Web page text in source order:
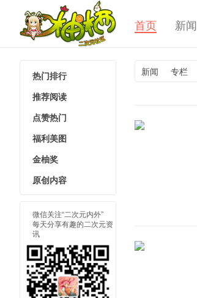
柚栖二次
元社区 二
首页 新闻
新闻 专栏
热门排行
推荐阅读
点赞热门
福利美图
金柚奖
原创内容
微信关注“二次元内外”
每天分享有趣的二次元资
讯